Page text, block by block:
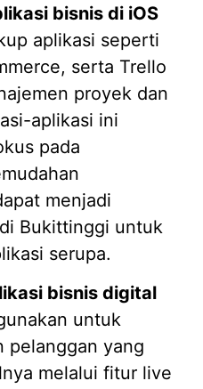
bisnis di iOS
aplikasi seperti
serta Trello
proyek dan
aplikasi ini
pada
menjadi
Bukittinggi untuk
serupa.
bisnis digital
untuk
pelanggan yang
melalui fitur live